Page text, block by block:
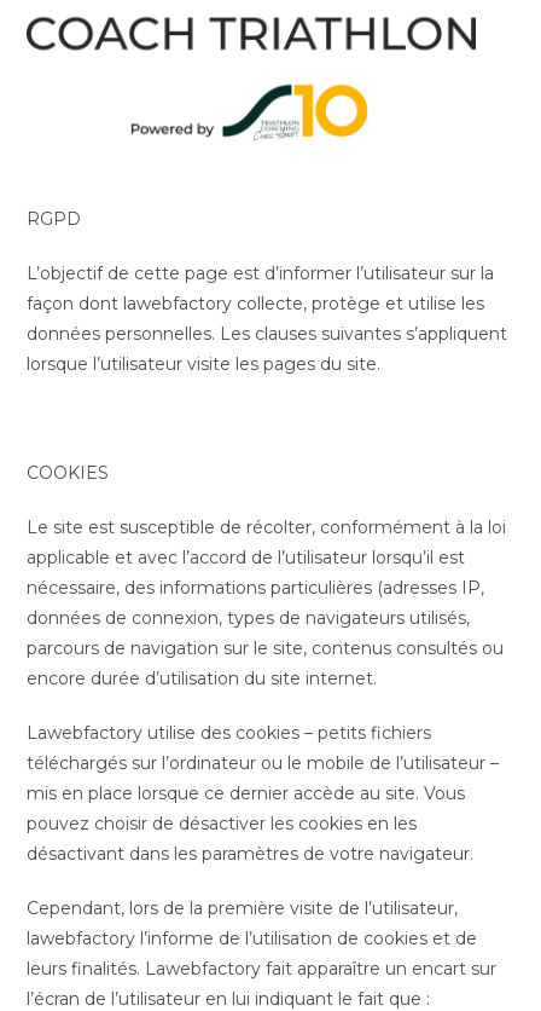
RGPD
L’objectif de cette page est d’informer l’utilisateur sur la
façon dont lawebfactory collecte, protège et utilise les
données personnelles. Les clauses suivantes s’appliquent
lorsque l’utilisateur visite les pages du site.
COOKIES
Le site est susceptible de récolter, conformément à la loi
applicable et avec l’accord de l’utilisateur lorsqu’il est
nécessaire, des informations particulières (adresses IP,
données de connexion, types de navigateurs utilisés,
parcours de navigation sur le site, contenus consultés ou
encore durée d’utilisation du site internet.
Lawebfactory utilise des cookies – petits fichiers
téléchargés sur l’ordinateur ou le mobile de l’utilisateur –
mis en place lorsque ce dernier accède au site. Vous
pouvez choisir de désactiver les cookies en les
désactivant dans les paramètres de votre navigateur.
Cependant, lors de la première visite de l’utilisateur,
lawebfactory l’informe de l’utilisation de cookies et de
leurs finalités. Lawebfactory fait apparaître un encart sur
l’écran de l’utilisateur en lui indiquant le fait que :